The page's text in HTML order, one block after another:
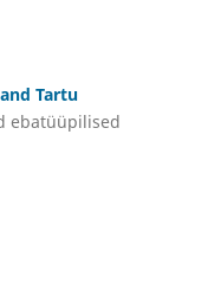
Tartu
ebatüüpilised